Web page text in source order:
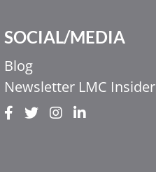
SOCIAL/MEDIA
Blog
Newsletter LMC Insider